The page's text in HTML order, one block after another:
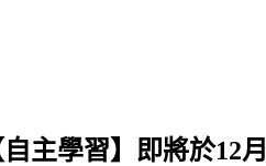
自主學習】即將於12